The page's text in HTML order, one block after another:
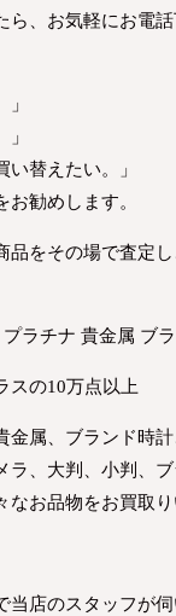
ら、お気軽にお電
い替えたい。」
勧めします。
をその場で査定し
ラチナ 貴金属 ブ
スの10万点以上
属、ブランド時
ラ、大判、小判、
お品物をお買取り
店のスタッフが